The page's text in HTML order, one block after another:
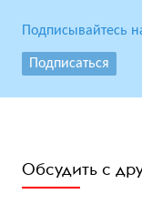
Подписывайтесь
Подписаться
Обсудить с